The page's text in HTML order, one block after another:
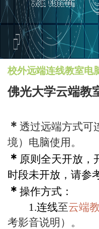
校外远端连线教室电
佛光大学云端教
＊ 透过远端方式可
境）电脑使用。
＊ 原则全天开放，
时段未开放，请参
＊ 操作方式：
1.连线至云端
考影音说明）。